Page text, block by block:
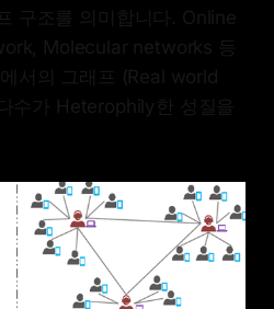
구조를 의미합니다. Online
Molecular networks 등
서의 그래프 (Real world
수가 Heterophily한 성질을